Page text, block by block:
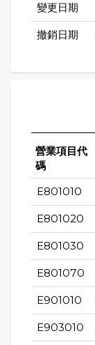
變更日期
撤銷日期
營業項目代
碼
E801010
E801020
E801030
E801070
E901010
E903010